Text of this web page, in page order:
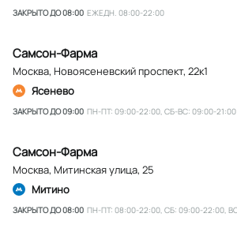
ЗАКРЫТО ДО 08:00 ЕЖЕДН. 08:00-22:00
Самсон-Фарма
Москва, Новоясеневский проспект, 22к1
Ясенево
ЗАКРЫТО ДО 09:00 ПН-ПТ: 09:00-22:00, СБ-ВС: 09:00-21:00
Самсон-Фарма
Москва, Митинская улица, 25
Митино
ЗАКРЫТО ДО 08:00 ПН-ПТ: 08:00-22:00, СБ: 09:00-22:00,